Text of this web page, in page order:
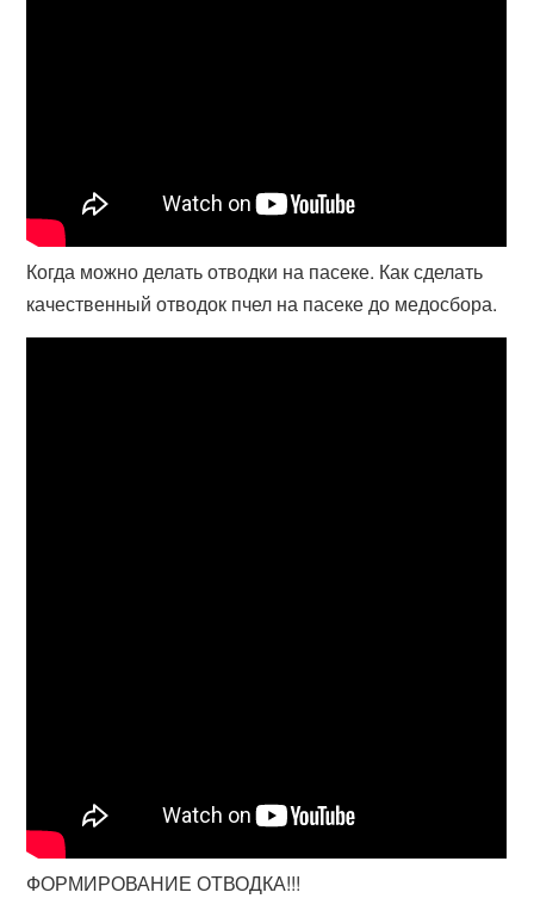
Когда можно делать отводки на пасеке. Как сделать
качественный отводок пчел на пасеке до медосбора.
ФОРМИРОВАНИЕ ОТВОДКА!!!